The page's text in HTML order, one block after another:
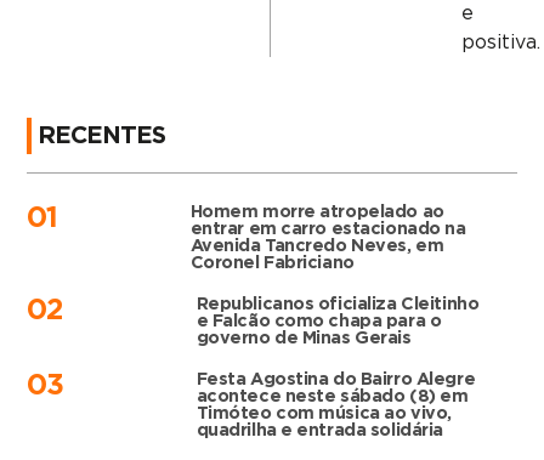
e
positiva.
RECENTES
01
Homem morre atropelado ao
entrar em carro estacionado na
Avenida Tancredo Neves, em
Coronel Fabriciano
02
Republicanos oficializa Cleitinho
e Falcão como chapa para o
governo de Minas Gerais
03
Festa Agostina do Bairro Alegre
acontece neste sábado (8) em
Timóteo com música ao vivo,
quadrilha e entrada solidária